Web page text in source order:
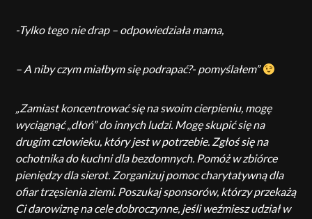
-Tylko tego nie drap – odpowiedziała mama,
– A niby czym miałbym się podrapać?- pomyślałem”
„Zamiast koncentrować się na swoim cierpieniu, mogę
wyciągnąć „dłoń” do innych ludzi. Mogę skupić się na
drugim człowieku, który jest w potrzebie. Zgłoś się na
ochotnika do kuchni dla bezdomnych. Pomóż w zbiórce
pieniędzy dla sierot. Zorganizuj pomoc charytatywną dla
ofiar trzęsienia ziemi. Poszukaj sponsorów, którzy przekażą
Ci darowiznę na cele dobroczynne, jeśli weźmiesz udział w